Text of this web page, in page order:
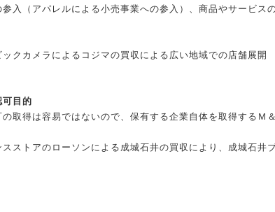
入（アパレルによる小売事業への参入）、商品やサービス
クカメラによるコジマの買収による広い地域での店舗展開
目的
取得は容易ではないので、保有する企業自体を取得するＭ
ストアのローソンによる成城石井の買収により、成城石井